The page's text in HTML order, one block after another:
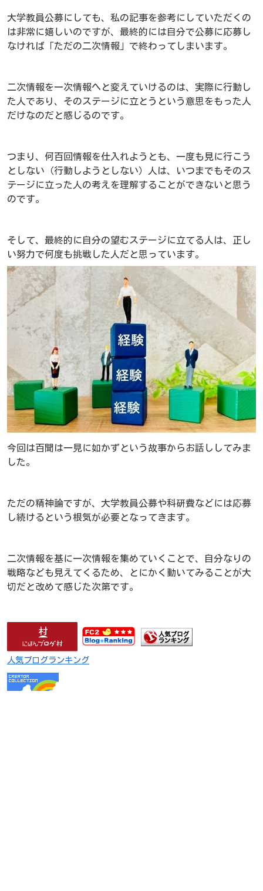
大学教員公募にしても、私の記事を参考にしていただくの
は非常に嬉しいのですが、最終的には自分で公募に応募し
なければ「ただの二次情報」で終わってしまいます。
二次情報を一次情報へと変えていけるのは、実際に行動し
た人であり、そのステージに立とうという意思をもった人
だけなのだと感じるのです。
つまり、何百回情報を仕入れようとも、一度も見に行こう
としない（行動しようとしない）人は、いつまでもそのス
テージに立った人の考えを理解することができないと思う
のです。
そして、最終的に自分の望むステージに立てる人は、正し
い努力で何度も挑戦した人だと思っています。
今回は百聞は一見に如かずという故事からお話ししてみま
した。
ただの精神論ですが、大学教員公募や科研費などには応募
し続けるという根気が必要となってきます。
二次情報を基に一次情報を集めていくことで、自分なりの
戦略なども見えてくるため、とにかく動いてみることが大
切だと改めて感じた次第です。
人気ブログランキング